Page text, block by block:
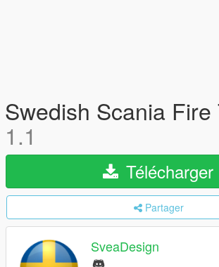
Swedish Scania Fire
1.1
Télécharger
Partager
SveaDesign